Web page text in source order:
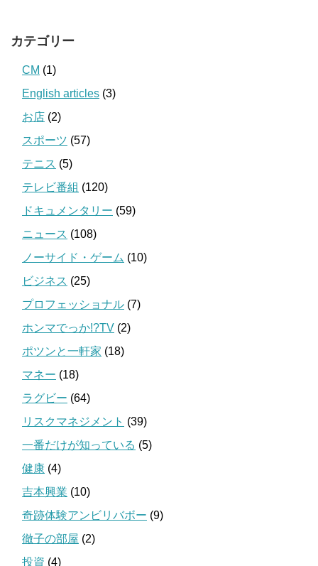
カテゴリー
CM (1)
English articles (3)
お店 (2)
スポーツ (57)
テニス (5)
テレビ番組 (120)
ドキュメンタリー (59)
ニュース (108)
ノーサイド・ゲーム (10)
ビジネス (25)
プロフェッショナル (7)
ホンマでっか!?TV (2)
ポツンと一軒家 (18)
マネー (18)
ラグビー (64)
リスクマネジメント (39)
一番だけが知っている (5)
健康 (4)
吉本興業 (10)
奇跡体験アンビリバボー (9)
徹子の部屋 (2)
投資 (4)